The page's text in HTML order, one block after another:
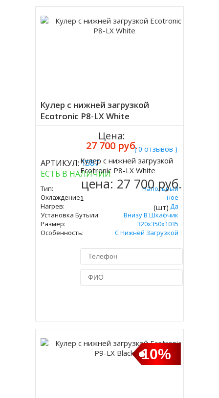
Кулер с нижней загрузкой
Ecotronic P8-LX White
( 0 отзывов )
АРТИКУЛ:1587
ЕСТЬ В НАЛИЧИИ
Тип:
Напольный
Охлаждение:
Компрессорное
Нагрев:
Да
Установка Бутыли:
Внизу В Шкафчик
Размер:
320x350х1035
Особенность:
С Нижней Загрузкой
Цена:
27 700 руб.
Купить
Кулер с нижней загрузкой
Ecotronic P8-LX White
цена: 27 700 руб.
(шт)
10%